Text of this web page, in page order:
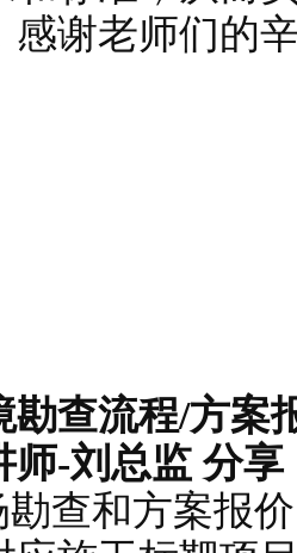
师-任校 分享
工蚁、兵蚁
温暖，潮湿、
和巢居性。白